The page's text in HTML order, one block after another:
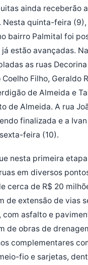
ainda receberão a
Nesta quinta-feira (9),
bairro Palmital foi
estão avançadas.
as ruas
Filho, Geraldo
de Almeida e
de Almeida. A rua
finalizada e a
feira (10).
nesta primeira
em diversos
cerca de R$ 20
de extensão de vias
com asfalto e
de obras de
complementares
fio e sarjetas,